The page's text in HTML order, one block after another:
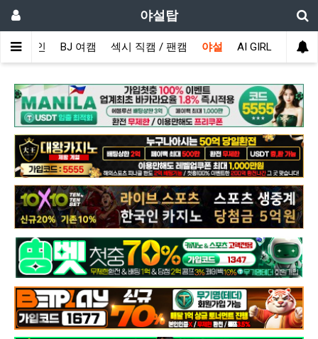
야설탑
메인 BJ 여캠 섹시 직캠 / 팬캠 야설 AI GIRL